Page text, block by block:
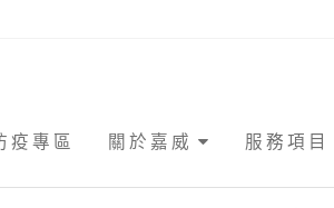
疫專區 關於嘉威 服務項目